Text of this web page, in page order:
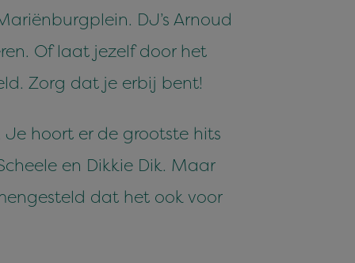
DJ’s Arnoud
Of laat jezelf door het
Zorg dat je erbij bent!
hoort er de grootste hits
en Dikkie Dik. Maar
dat het ook voor